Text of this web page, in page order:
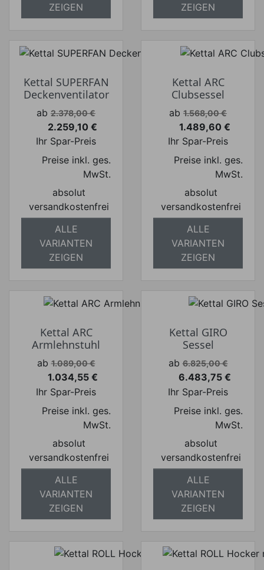
ZEIGEN
ZEIGEN
Kettal SUPERFAN
Deckenventilator
Verkaufspreis
ab 2.378,00 €
Preis
2.259,10 €
Ihr Spar-Preis
Preise inkl. ges.
MwSt.
absolut
versandkostenfrei
ALLE
VARIANTEN
ZEIGEN
Kettal ARC
Clubsessel
Verkaufspreis
ab 1.568,00 €
Preis
1.489,60 €
Ihr Spar-Preis
Preise inkl. ges.
MwSt.
absolut
versandkostenfrei
ALLE
VARIANTEN
ZEIGEN
Kettal ARC
Armlehnstuhl
Verkaufspreis
ab 1.089,00 €
Preis
1.034,55 €
Ihr Spar-Preis
Preise inkl. ges.
MwSt.
absolut
versandkostenfrei
ALLE
VARIANTEN
ZEIGEN
Kettal GIRO
Sessel
Verkaufspreis
ab 6.825,00 €
Preis
6.483,75 €
Ihr Spar-Preis
Preise inkl. ges.
MwSt.
absolut
versandkostenfrei
ALLE
VARIANTEN
ZEIGEN